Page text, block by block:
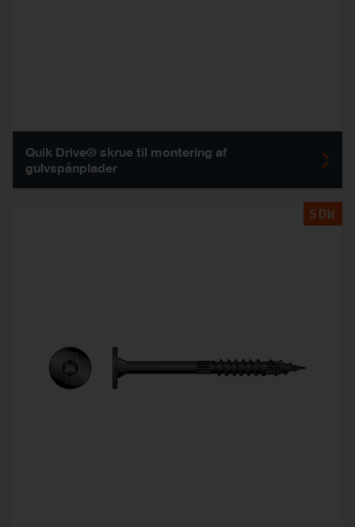
Quik Drive® skrue til montering af
gulvspånplader
SDW